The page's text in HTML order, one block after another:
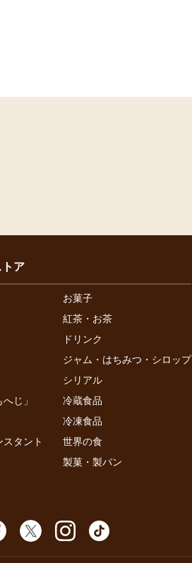
トア
お菓子
紅茶・お茶
ドリンク
ジャム・はちみつ・シロップ
シリアル
じ」
冷蔵食品
冷凍食品
スタント
世界の食
製菓・製パン